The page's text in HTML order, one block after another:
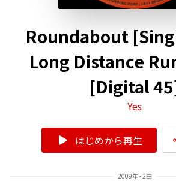
Roundabout
Long Distance
[Digital
Yes
はじめから再生
2009年 - 2曲